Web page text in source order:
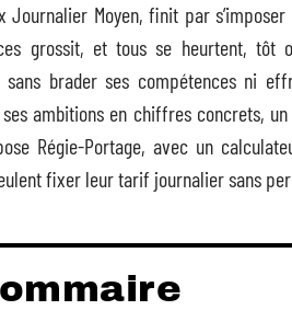
Journalier Moyen, finit par
grossit, et tous se heurtent,
sans brader ses compétences ni
ambitions en chiffres concrets, un
Régie-Portage, avec un
fixer leur tarif journalier sans